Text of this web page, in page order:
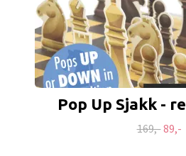
Pop Up Sjakk -
169,-89,-